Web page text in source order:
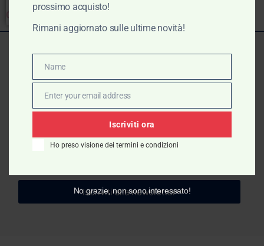
ISCRIVITI ALLA
NEWSLETTER
Iscriviti alla newsletter
prossimo acquisto!
Rimani aggiornato sulle ultime novità!
Name
Name
Email
Enter your email address
Iscriviti ora
Ho preso visione dei termini e condizioni
No grazie, non sono interessato!